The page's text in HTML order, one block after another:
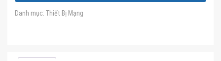
Danh mục: Thiết Bị Mạng